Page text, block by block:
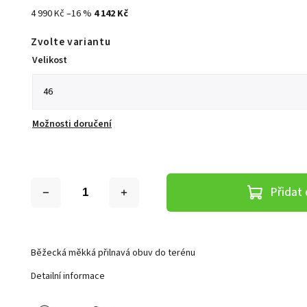
4 990 Kč–16 % 4 142 Kč
Zvolte variantu
Velikost
Možnosti doručení
Přidat
Běžecká měkká přilnavá obuv do terénu
Detailní informace